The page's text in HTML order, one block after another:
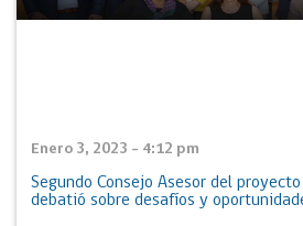
Enero 3, 2023 - 4:12 pm
Segundo Consejo Asesor del
debatió sobre desafíos y